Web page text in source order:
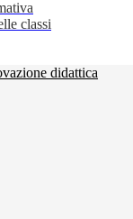
classi
didattica